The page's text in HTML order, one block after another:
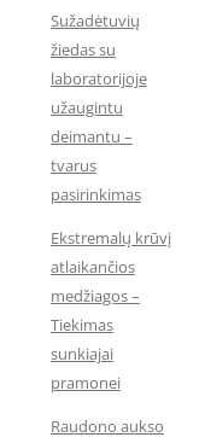
Sužadėtuvių
žiedas su
laboratorijoje
užaugintu
deimantu –
tvarus
pasirinkimas
Ekstremalų krūvį
atlaikančios
medžiagos –
Tiekimas
sunkiajai
pramonei
Raudono aukso